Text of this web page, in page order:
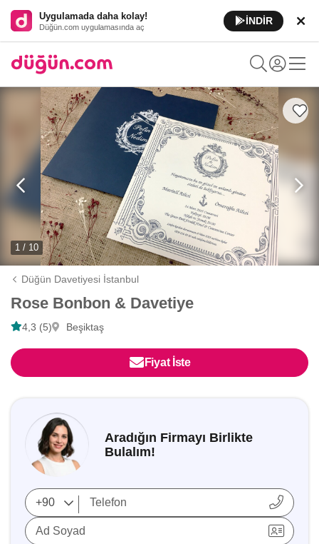
Uygulamada daha kolay!
Düğün.com uygulamasında aç
İNDİR
1 / 10
Düğün Davetiyesi İstanbul
Rose Bonbon & Davetiye
4,3 (5) Beşiktaş
Fiyat İste
Aradığın Firmayı Birlikte
Bulalım!
Ad Soyad